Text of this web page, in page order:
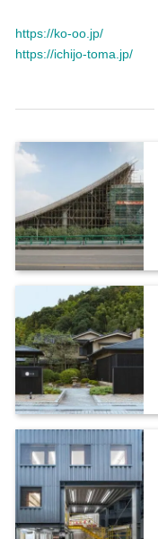
https://ko-oo.jp/
https://ichijo-toma.jp/